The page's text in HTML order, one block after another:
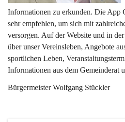
Informationen zu erkunden. Die App
sehr empfehlen, um sich mit
versorgen. Auf der Website und in
über unser Vereinsleben, Angebote
sportlichen Leben,
Informationen aus dem Gemeinderat
Bürgermeister Wolfgang Stückler